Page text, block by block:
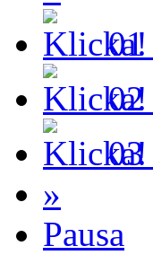
01
02
03
»
Pausa